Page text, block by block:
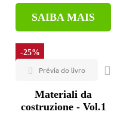
SAIBA MAIS
-25%
Materiali da
costruzione - Vol.1